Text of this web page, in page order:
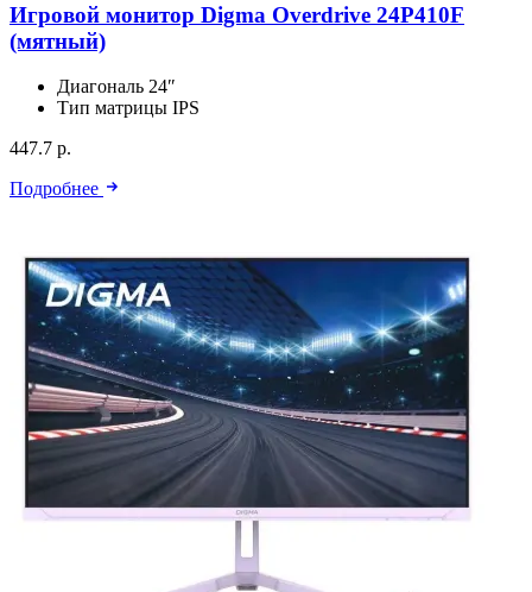
Игровой монитор Digma Overdrive 24P410F
(мятный)
Диагональ 24″
Тип матрицы IPS
447.7 р.
Подробнее